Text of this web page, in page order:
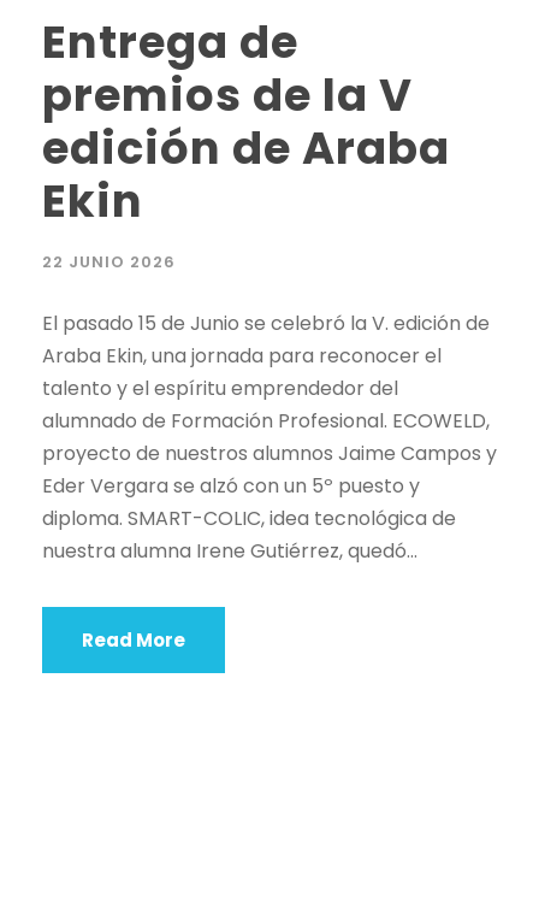
Entrega de
premios de la V
edición de Araba
Ekin
22 JUNIO 2026
El pasado 15 de Junio se celebró la V. edición de
Araba Ekin, una jornada para reconocer el
talento y el espíritu emprendedor del
alumnado de Formación Profesional. ECOWELD,
proyecto de nuestros alumnos Jaime Campos y
Eder Vergara se alzó con un 5º puesto y
diploma. SMART-COLIC, idea tecnológica de
nuestra alumna Irene Gutiérrez, quedó...
Read More